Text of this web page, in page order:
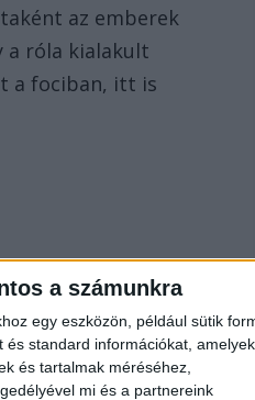
a számunkra
egy eszközön, például sütik
standard információkat,
és tartalmak méréséhez,
mi és a partnereink
az emberek
a róla kialakult
a fociban, itt is